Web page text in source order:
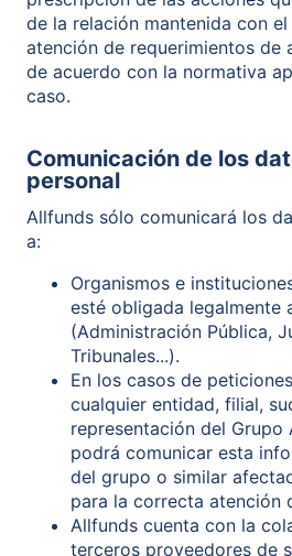
de la relación mantenida con
atención de requerimientos de
de acuerdo con la normativa
caso.
Comunicación de los
personal
Allfunds sólo comunicará los
a:
Organismos e
esté obligada legalmente
(Administración Pública,
Tribunales...).
En los casos de
cualquier entidad, filial,
representación del Grupo
podrá comunicar esta
del grupo o similar
para la correcta atención
Allfunds cuenta con la
terceros proveedores de